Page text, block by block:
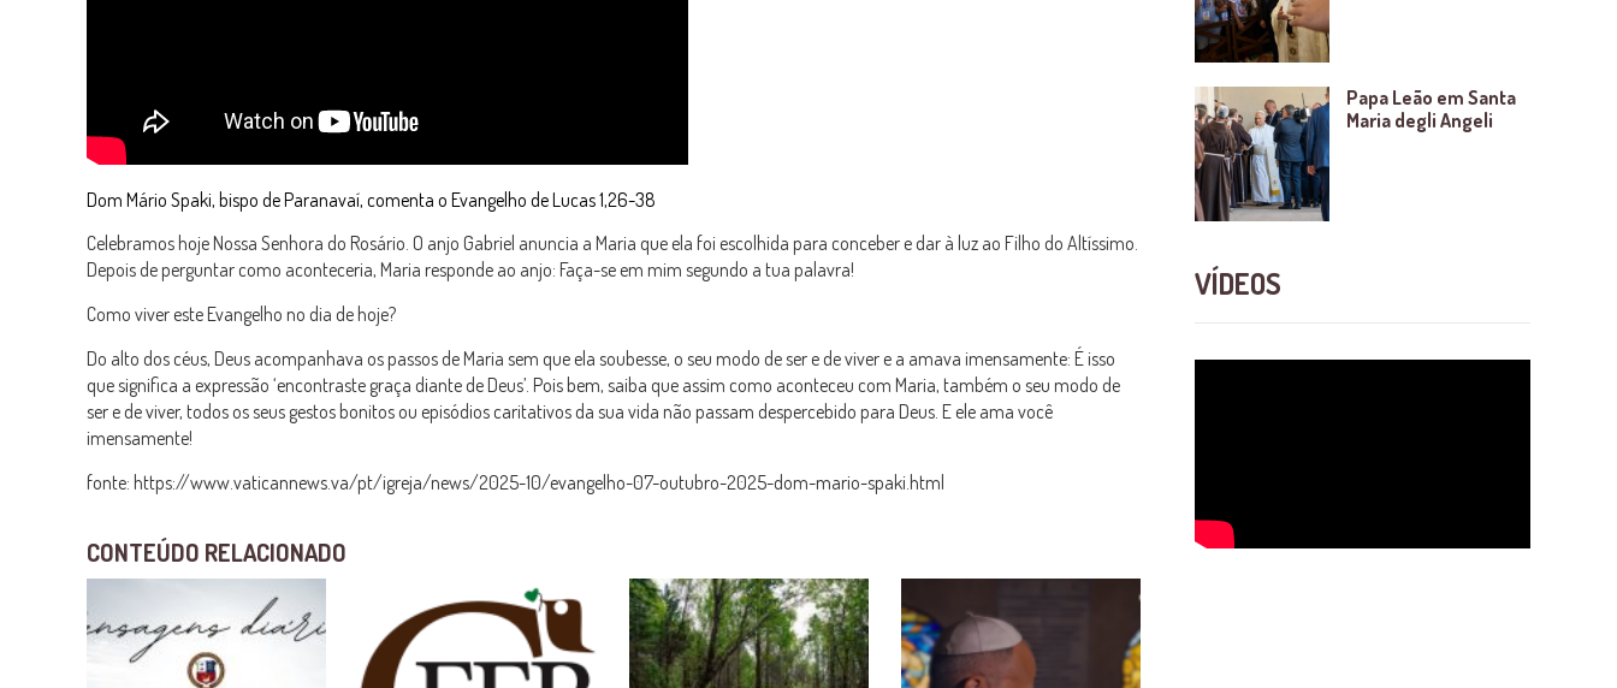
Dom Mário Spaki, bispo de Paranavaí, comenta o Evangelho de Lucas 1,26-38
Celebramos hoje Nossa Senhora do Rosário. O anjo Gabriel anuncia a Maria que ela foi escolhida para conceber e dar à luz ao Filho do Altíssimo.
Depois de perguntar como aconteceria, Maria responde ao anjo: Faça-se em mim segundo a tua palavra!
Como viver este Evangelho no dia de hoje?
Do alto dos céus, Deus acompanhava os passos de Maria sem que ela soubesse, o seu modo de ser e de viver e a amava imensamente: É isso
que significa a expressão ‘encontraste graça diante de Deus’. Pois bem, saiba que assim como aconteceu com Maria, também o seu modo de
ser e de viver, todos os seus gestos bonitos ou episódios caritativos da sua vida não passam despercebido para Deus. E ele ama você
imensamente!
fonte: https://www.vaticannews.va/pt/igreja/news/2025-10/evangelho-07-outubro-2025-dom-mario-spaki.html
CONTEÚDO RELACIONADO
Papa Leão em Santa
Maria degli Angeli
VÍDEOS